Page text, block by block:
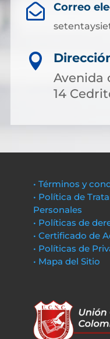
 Correo

Avenida
14
• Términos y
• Política de
Personales
• Políticas de
• Certificado de
• Políticas de
• Mapa del Sitio